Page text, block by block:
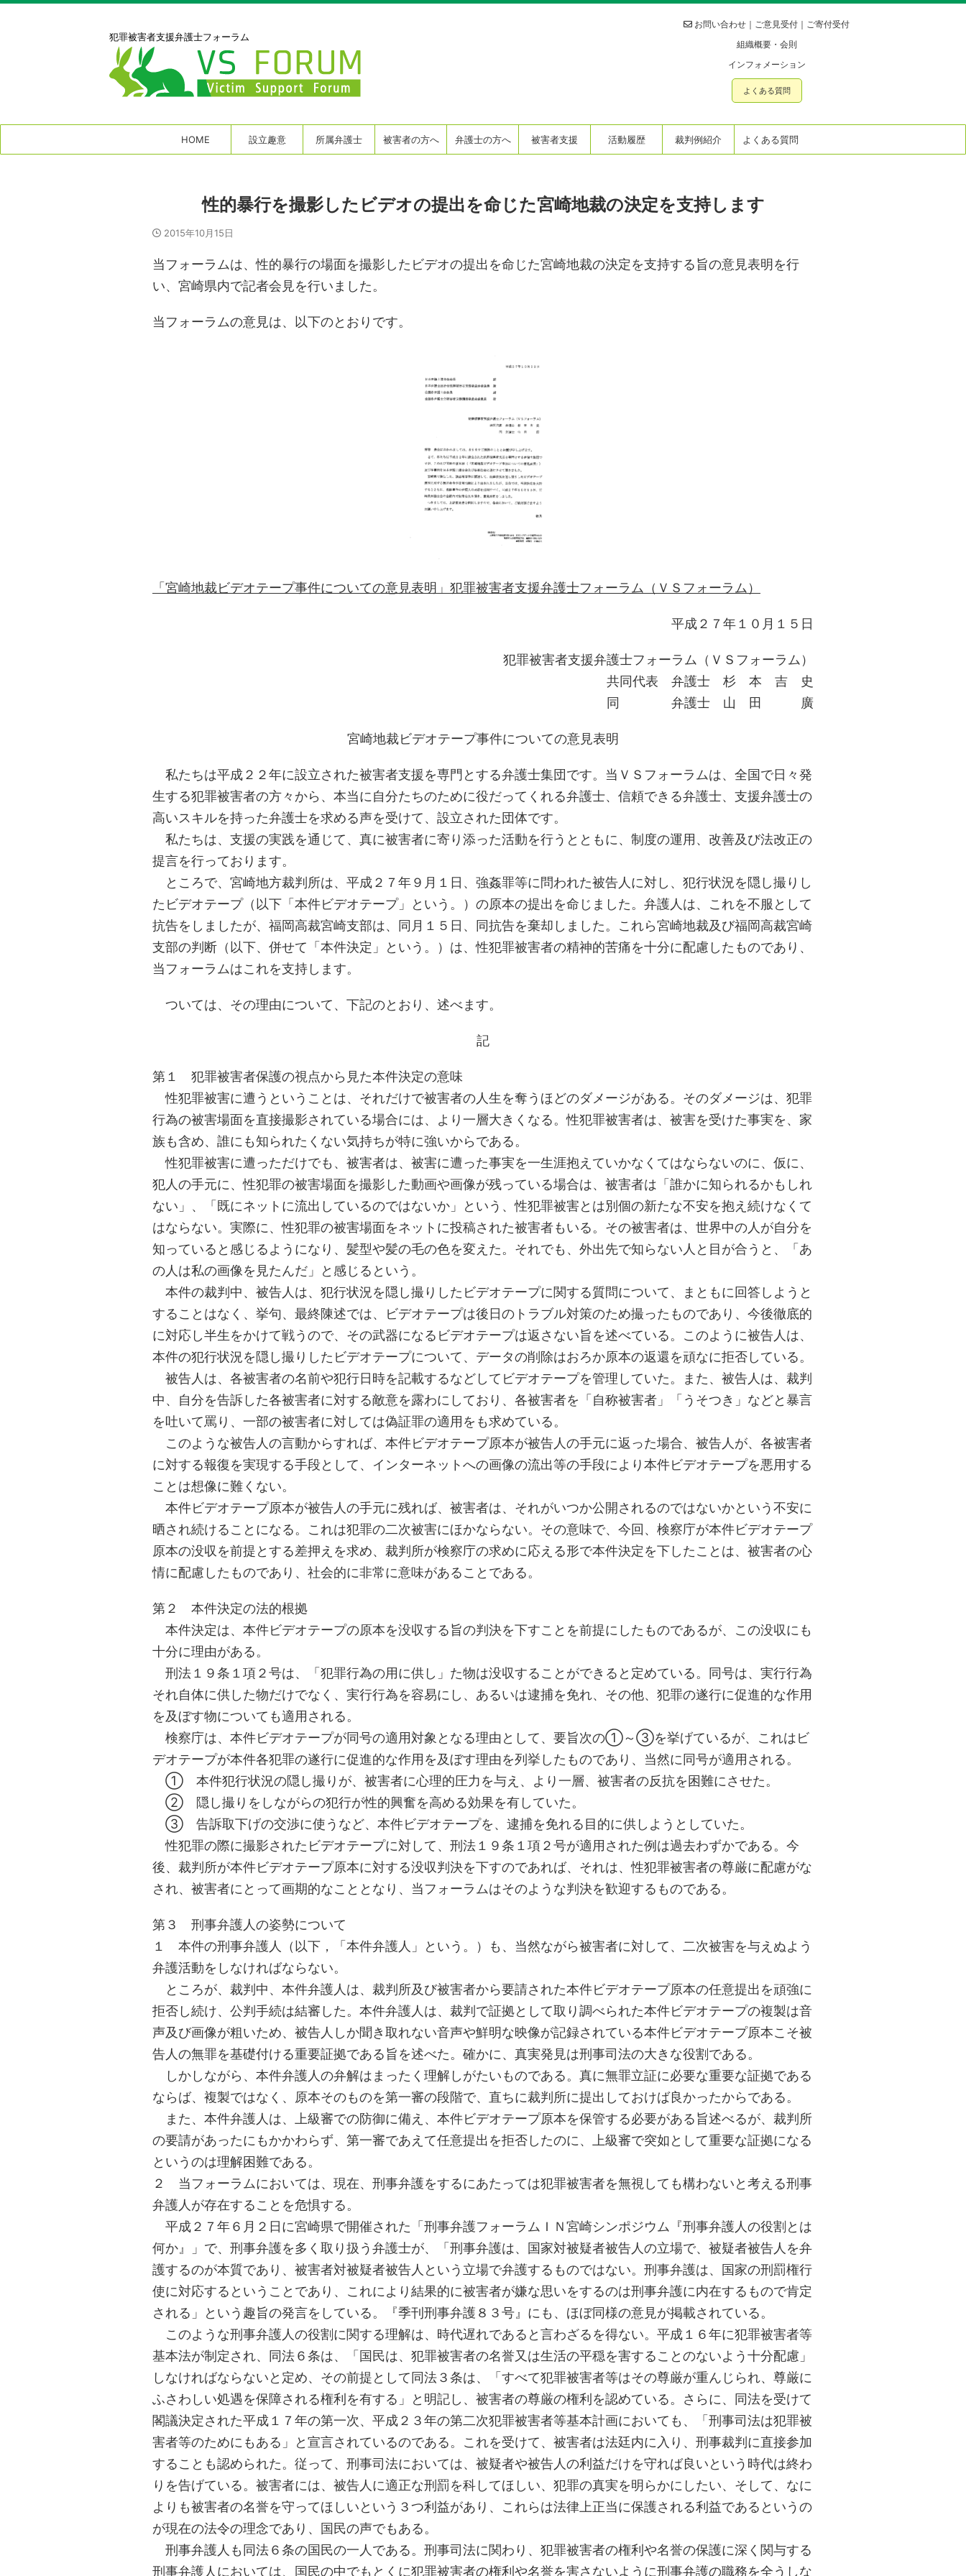
犯罪被害者⽀援弁護⼠フォーラム
お問い合わせ ｜ ご意見受付 ｜ ご寄付受付
組織概要・会則
インフォメーション
よくある質問
HOME 設立趣意 所属弁護士 被害者の方へ 弁護士の方へ 被害者支援 活動履歴 裁判例紹介 よくある質問
性的暴行を撮影したビデオの提出を命じた宮崎地裁の決定を支持します
2015年10月15日
当フォーラムは、性的暴行の場面を撮影したビデオの提出を命じた宮崎地裁の決定を支持する旨の意見表明を行
い、宮崎県内で記者会見を行いました。
当フォーラムの意見は、以下のとおりです。
「宮崎地裁ビデオテープ事件についての意見表明」犯罪被害者支援弁護士フォーラム（ＶＳフォーラム）
平成２７年１０月１５日
犯罪被害者支援弁護士フォーラム（ＶＳフォーラム）
共同代表 弁護士 杉 本 吉 史
同 弁護士 山 田 廣
宮崎地裁ビデオテープ事件についての意見表明
私たちは平成２２年に設立された被害者支援を専門とする弁護士集団です。当ＶＳフォーラムは、全国で日々発
生する犯罪被害者の方々から、本当に自分たちのために役だってくれる弁護士、信頼できる弁護士、支援弁護士の
高いスキルを持った弁護士を求める声を受けて、設立された団体です。
私たちは、支援の実践を通じて、真に被害者に寄り添った活動を行うとともに、制度の運用、改善及び法改正の
提言を行っております。
ところで、宮崎地方裁判所は、平成２７年９月１日、強姦罪等に問われた被告人に対し、犯行状況を隠し撮りし
たビデオテープ（以下「本件ビデオテープ」という。）の原本の提出を命じました。弁護人は、これを不服として
抗告をしましたが、福岡高裁宮崎支部は、同月１５日、同抗告を棄却しました。これら宮崎地裁及び福岡高裁宮崎
支部の判断（以下、併せて「本件決定」という。）は、性犯罪被害者の精神的苦痛を十分に配慮したものであり、
当フォーラムはこれを支持します。
ついては、その理由について、下記のとおり、述べます。
記
第１ 犯罪被害者保護の視点から見た本件決定の意味
性犯罪被害に遭うということは、それだけで被害者の人生を奪うほどのダメージがある。そのダメージは、犯罪
行為の被害場面を直接撮影されている場合には、より一層大きくなる。性犯罪被害者は、被害を受けた事実を、家
族も含め、誰にも知られたくない気持ちが特に強いからである。
性犯罪被害に遭っただけでも、被害者は、被害に遭った事実を一生涯抱えていかなくてはならないのに、仮に、
犯人の手元に、性犯罪の被害場面を撮影した動画や画像が残っている場合は、被害者は「誰かに知られるかもしれ
ない」、「既にネットに流出しているのではないか」という、性犯罪被害とは別個の新たな不安を抱え続けなくて
はならない。実際に、性犯罪の被害場面をネットに投稿された被害者もいる。その被害者は、世界中の人が自分を
知っていると感じるようになり、髪型や髪の毛の色を変えた。それでも、外出先で知らない人と目が合うと、「あ
の人は私の画像を見たんだ」と感じるという。
本件の裁判中、被告人は、犯行状況を隠し撮りしたビデオテープに関する質問について、まともに回答しようと
することはなく、挙句、最終陳述では、ビデオテープは後日のトラブル対策のため撮ったものであり、今後徹底的
に対応し半生をかけて戦うので、その武器になるビデオテープは返さない旨を述べている。このように被告人は、
本件の犯行状況を隠し撮りしたビデオテープについて、データの削除はおろか原本の返還を頑なに拒否している。
被告人は、各被害者の名前や犯行日時を記載するなどしてビデオテープを管理していた。また、被告人は、裁判
中、自分を告訴した各被害者に対する敵意を露わにしており、各被害者を「自称被害者」「うそつき」などと暴言
を吐いて罵り、一部の被害者に対しては偽証罪の適用をも求めている。
このような被告人の言動からすれば、本件ビデオテープ原本が被告人の手元に返った場合、被告人が、各被害者
に対する報復を実現する手段として、インターネットへの画像の流出等の手段により本件ビデオテープを悪用する
ことは想像に難くない。
本件ビデオテープ原本が被告人の手元に残れば、被害者は、それがいつか公開されるのではないかという不安に
晒され続けることになる。これは犯罪の二次被害にほかならない。その意味で、今回、検察庁が本件ビデオテープ
原本の没収を前提とする差押えを求め、裁判所が検察庁の求めに応える形で本件決定を下したことは、被害者の心
情に配慮したものであり、社会的に非常に意味があることである。
第２ 本件決定の法的根拠
本件決定は、本件ビデオテープの原本を没収する旨の判決を下すことを前提にしたものであるが、この没収にも
十分に理由がある。
刑法１９条１項２号は、「犯罪行為の用に供し」た物は没収することができると定めている。同号は、実行行為
それ自体に供した物だけでなく、実行行為を容易にし、あるいは逮捕を免れ、その他、犯罪の遂行に促進的な作用
を及ぼす物についても適用される。
検察庁は、本件ビデオテープが同号の適用対象となる理由として、要旨次の①～③を挙げているが、これはビ
デオテープが本件各犯罪の遂行に促進的な作用を及ぼす理由を列挙したものであり、当然に同号が適用される。
① 本件犯行状況の隠し撮りが、被害者に心理的圧力を与え、より一層、被害者の反抗を困難にさせた。
② 隠し撮りをしながらの犯行が性的興奮を高める効果を有していた。
③ 告訴取下げの交渉に使うなど、本件ビデオテープを、逮捕を免れる目的に供しようとしていた。
性犯罪の際に撮影されたビデオテープに対して、刑法１９条１項２号が適用された例は過去わずかである。今
後、裁判所が本件ビデオテープ原本に対する没収判決を下すのであれば、それは、性犯罪被害者の尊厳に配慮がな
され、被害者にとって画期的なこととなり、当フォーラムはそのような判決を歓迎するものである。
第３ 刑事弁護人の姿勢について
１ 本件の刑事弁護人（以下，「本件弁護人」という。）も、当然ながら被害者に対して、二次被害を与えぬよう
弁護活動をしなければならない。
ところが、裁判中、本件弁護人は、裁判所及び被害者から要請された本件ビデオテープ原本の任意提出を頑強に
拒否し続け、公判手続は結審した。本件弁護人は、裁判で証拠として取り調べられた本件ビデオテープの複製は音
声及び画像が粗いため、被告人しか聞き取れない音声や鮮明な映像が記録されている本件ビデオテープ原本こそ被
告人の無罪を基礎付ける重要証拠である旨を述べた。確かに、真実発見は刑事司法の大きな役割である。
しかしながら、本件弁護人の弁解はまったく理解しがたいものである。真に無罪立証に必要な重要な証拠である
ならば、複製ではなく、原本そのものを第一審の段階で、直ちに裁判所に提出しておけば良かったからである。
また、本件弁護人は、上級審での防御に備え、本件ビデオテープ原本を保管する必要がある旨述べるが、裁判所
の要請があったにもかかわらず、第一審であえて任意提出を拒否したのに、上級審で突如として重要な証拠になる
というのは理解困難である。
２ 当フォーラムにおいては、現在、刑事弁護をするにあたっては犯罪被害者を無視しても構わないと考える刑事
弁護人が存在することを危惧する。
平成２７年６月２日に宮崎県で開催された「刑事弁護フォーラムＩＮ宮崎シンポジウム『刑事弁護人の役割とは
何か』」で、刑事弁護を多く取り扱う弁護士が、「刑事弁護は、国家対被疑者被告人の立場で、被疑者被告人を弁
護するのが本質であり、被害者対被疑者被告人という立場で弁護するものではない。刑事弁護は、国家の刑罰権行
使に対応するということであり、これにより結果的に被害者が嫌な思いをするのは刑事弁護に内在するもので肯定
される」という趣旨の発言をしている。『季刊刑事弁護８３号』にも、ほぼ同様の意見が掲載されている。
このような刑事弁護人の役割に関する理解は、時代遅れであると言わざるを得ない。平成１６年に犯罪被害者等
基本法が制定され、同法６条は、「国民は、犯罪被害者の名誉又は生活の平穏を害することのないよう十分配慮」
しなければならないと定め、その前提として同法３条は、「すべて犯罪被害者等はその尊厳が重んじられ、尊厳に
ふさわしい処遇を保障される権利を有する」と明記し、被害者の尊厳の権利を認めている。さらに、同法を受けて
閣議決定された平成１７年の第一次、平成２３年の第二次犯罪被害者等基本計画においても、「刑事司法は犯罪被
害者等のためにもある」と宣言されているのである。これを受けて、被害者は法廷内に入り、刑事裁判に直接参加
することも認められた。従って、刑事司法においては、被疑者や被告人の利益だけを守れば良いという時代は終わ
りを告げている。被害者には、被告人に適正な刑罰を科してほしい、犯罪の真実を明らかにしたい、そして、なに
よりも被害者の名誉を守ってほしいという３つ利益があり、これらは法律上正当に保護される利益であるというの
が現在の法令の理念であり、国民の声でもある。
刑事弁護人も同法６条の国民の一人である。刑事司法に関わり、犯罪被害者の権利や名誉の保護に深く関与する
刑事弁護人においては、国民の中でもとくに犯罪被害者の権利や名誉を害さないように刑事弁護の職務を全うしな